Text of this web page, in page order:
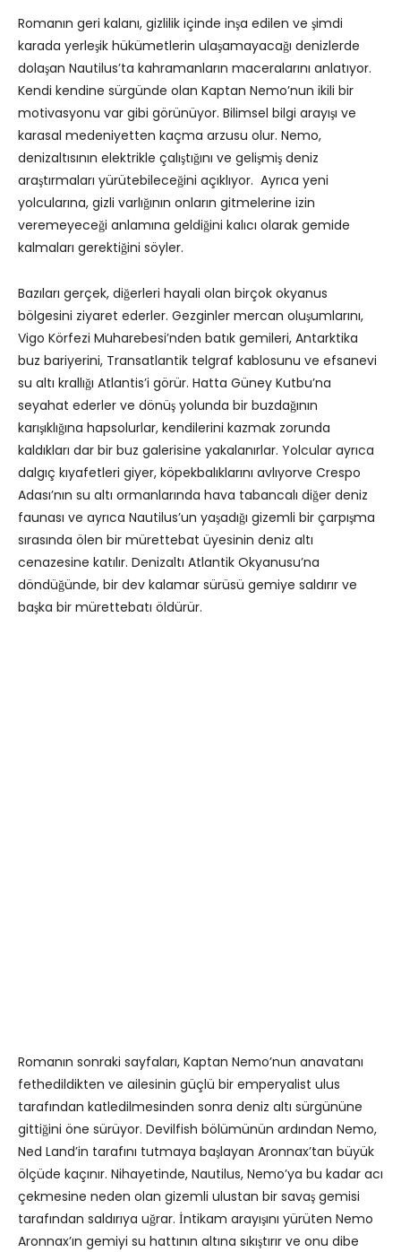
Romanın geri kalanı, gizlilik içinde inşa edilen ve şimdi
karada yerleşik hükümetlerin ulaşamayacağı denizlerde
dolaşan Nautilus’ta kahramanların maceralarını anlatıyor.
Kendi kendine sürgünde olan Kaptan Nemo’nun ikili bir
motivasyonu var gibi görünüyor. Bilimsel bilgi arayışı ve
karasal medeniyetten kaçma arzusu olur. Nemo,
denizaltısının elektrikle çalıştığını ve gelişmiş deniz
araştırmaları yürütebileceğini açıklıyor. Ayrıca yeni
yolcularına, gizli varlığının onların gitmelerine izin
veremeyeceği anlamına geldiğini kalıcı olarak gemide
kalmaları gerektiğini söyler.
Bazıları gerçek, diğerleri hayali olan birçok okyanus
bölgesini ziyaret ederler. Gezginler mercan oluşumlarını,
Vigo Körfezi Muharebesi’nden batık gemileri, Antarktika
buz bariyerini, Transatlantik telgraf kablosunu ve efsanevi
su altı krallığı Atlantis’i görür. Hatta Güney Kutbu’na
seyahat ederler ve dönüş yolunda bir buzdağının
karışıklığına hapsolurlar, kendilerini kazmak zorunda
kaldıkları dar bir buz galerisine yakalanırlar. Yolcular ayrıca
dalgıç kıyafetleri giyer, köpekbalıklarını avlıyorve Crespo
Adası’nın su altı ormanlarında hava tabancalı diğer deniz
faunası ve ayrıca Nautilus’un yaşadığı gizemli bir çarpışma
sırasında ölen bir mürettebat üyesinin deniz altı
cenazesine katılır. Denizaltı Atlantik Okyanusu’na
döndüğünde, bir dev kalamar sürüsü gemiye saldırır ve
başka bir mürettebatı öldürür.
Romanın sonraki sayfaları, Kaptan Nemo’nun anavatanı
fethedildikten ve ailesinin güçlü bir emperyalist ulus
tarafından katledilmesinden sonra deniz altı sürgününe
gittiğini öne sürüyor. Devilfish bölümünün ardından Nemo,
Ned Land’in tarafını tutmaya başlayan Aronnax’tan büyük
ölçüde kaçınır. Nihayetinde, Nautilus, Nemo’ya bu kadar acı
çekmesine neden olan gizemli ulustan bir savaş gemisi
tarafından saldırıya uğrar. İntikam arayışını yürüten Nemo
Aronnax’ın gemiyi su hattının altına sıkıştırır ve onu dibe